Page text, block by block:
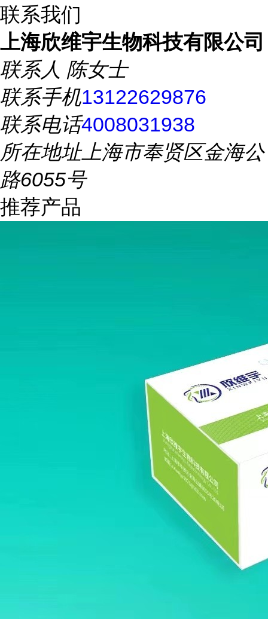
联系我们
上海欣维宇生物科技有限公司
联系人 陈女士
联系手机13122629876
联系电话4008031938
所在地址上海市奉贤区金海公
路6055号
推荐产品